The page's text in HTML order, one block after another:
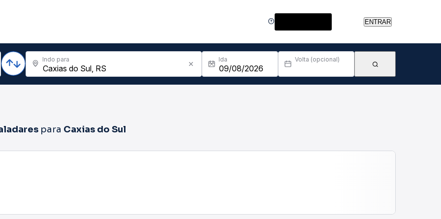
ENTRAR
Indo para Ida Volta (opcional)
para Caxias do Sul